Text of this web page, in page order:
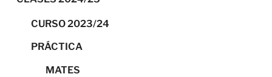
CURSO 2023/24
PRÁCTICA
MATES